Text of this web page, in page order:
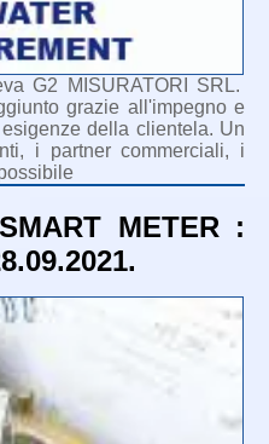
G2 MISURATORI SRL.
grazie all'impegno e
della clientela. Un
i partner commerciali, i
METER :